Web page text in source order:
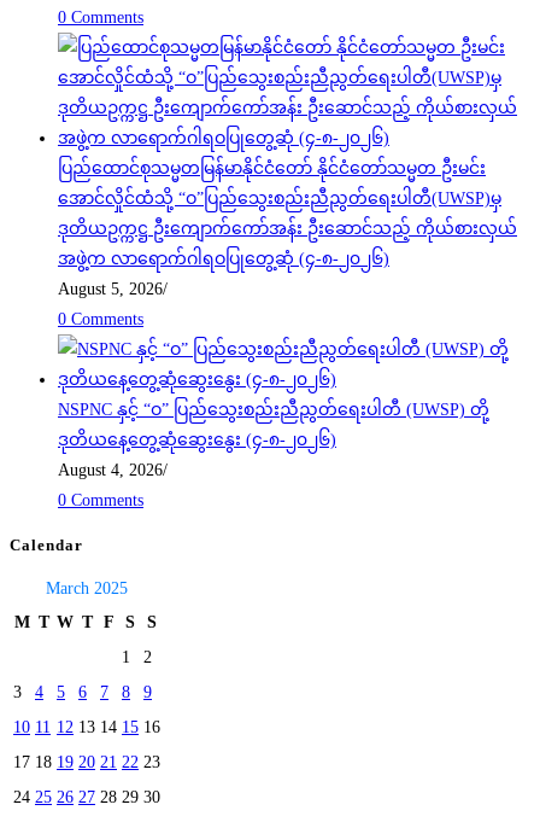
0 Comments
ပြည်ထောင်စုသမ္မတမြန်မာနိုင်ငံတော် နိုင်ငံတော်သမ္မတ ဦးမင်း
အောင်လှိုင်ထံသို့ “ဝ”ပြည်သွေးစည်းညီညွတ်ရေးပါတီ(UWSP)မှ
ဒုတိယဥက္ကဋ္ဌ ဦးကျောက်ကော်အန်း ဦးဆောင်သည့် ကိုယ်စားလှယ်
အဖွဲ့က လာရောက်ဂါရဝပြုတွေ့ဆုံ (၄-၈-၂၀၂၆)
August 5, 2026/
0 Comments
NSPNC နှင့် “ဝ” ပြည်သွေးစည်းညီညွတ်ရေးပါတီ (UWSP) တို့
ဒုတိယနေ့တွေ့ဆုံဆွေးနွေး (၄-၈-၂၀၂၆)
August 4, 2026/
0 Comments
Calendar
March 2025
M T W T F S
S
1
2
3
4 5 6 7 8
9
10 11 12 13 14 15 16
17 18 19 20 21 22 23
24 25 26 27 28 29 30